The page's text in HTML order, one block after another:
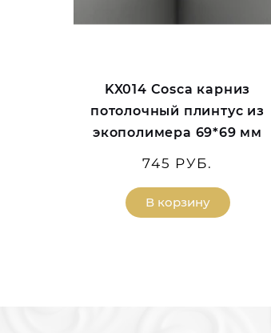
KX014 Cosca карниз
потолочный плинтус из
экополимера 69*69 мм
745 РУБ.
В корзину